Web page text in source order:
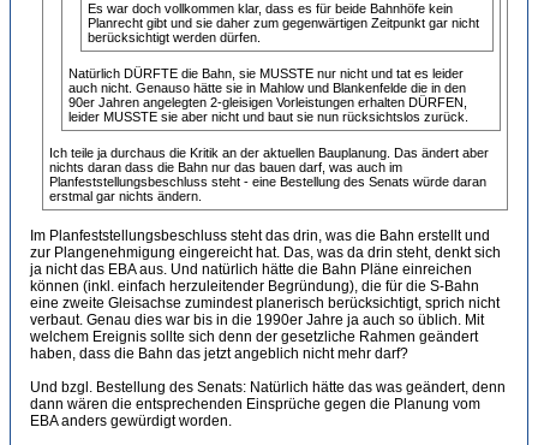
Es war doch vollkommen klar, dass es für beide Bahnhöfe kein
Planrecht gibt und sie daher zum gegenwärtigen Zeitpunkt gar nicht
berücksichtigt werden dürfen.
Natürlich DÜRFTE die Bahn, sie MUSSTE nur nicht und tat es leider
auch nicht. Genauso hätte sie in Mahlow und Blankenfelde die in den
90er Jahren angelegten 2-gleisigen Vorleistungen erhalten DÜRFEN,
leider MUSSTE sie aber nicht und baut sie nun rücksichtslos zurück.
Ich teile ja durchaus die Kritik an der aktuellen Bauplanung. Das ändert aber
nichts daran dass die Bahn nur das bauen darf, was auch im
Planfeststellungsbeschluss steht - eine Bestellung des Senats würde daran
erstmal gar nichts ändern.
Im Planfeststellungsbeschluss steht das drin, was die Bahn erstellt und
zur Plangenehmigung eingereicht hat. Das, was da drin steht, denkt sich
ja nicht das EBA aus. Und natürlich hätte die Bahn Pläne einreichen
können (inkl. einfach herzuleitender Begründung), die für die S-Bahn
eine zweite Gleisachse zumindest planerisch berücksichtigt, sprich nicht
verbaut. Genau dies war bis in die 1990er Jahre ja auch so üblich. Mit
welchem Ereignis sollte sich denn der gesetzliche Rahmen geändert
haben, dass die Bahn das jetzt angeblich nicht mehr darf?
Und bzgl. Bestellung des Senats: Natürlich hätte das was geändert, denn
dann wären die entsprechenden Einsprüche gegen die Planung vom
EBA anders gewürdigt worden.